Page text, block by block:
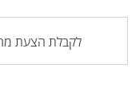
לקבלת הצעת מחיר